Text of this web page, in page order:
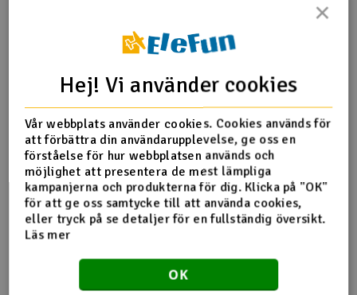
Scooter & elfordon
Smarthem, lek och hobby
Solenergi
Verktyg, utrustning och tillbehör
Produktinformation
H60119T-1 Torque Tube Drive set
Torque tube x 1
Bearing MR148ZZ x 1(8x14x4mm)
Fler detaljer
förknippad med
Reservedeler Align T-Rex 600
H60118T-1 600 Torque Tube Drive
×
Hej! Vi använder cookies
Vår webbplats använder cookies. Cookies används för
att förbättra din användarupplevelse, ge oss en
förståelse för hur webbplatsen används och
möjlighet att presentera de mest lämpliga
kampanjerna och produkterna för dig. Klicka på "OK"
för att ge oss samtycke till att använda cookies,
eller tryck på se detaljer för en fullständig översikt.
Läs mer
OK